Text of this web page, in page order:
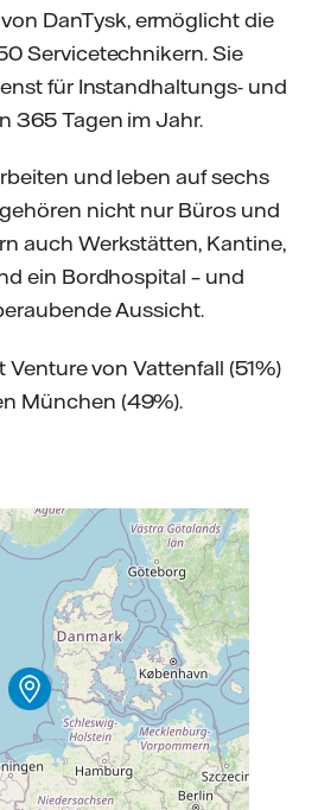
DanTysk, ermöglicht die
Servicetechnikern. Sie
für Instandhaltungs- und
365 Tagen im Jahr.
und leben auf sechs
nicht nur Büros und
auch Werkstätten, Kantine,
ein Bordhospital – und
Aussicht.
von Vattenfall (51%)
München (49%).